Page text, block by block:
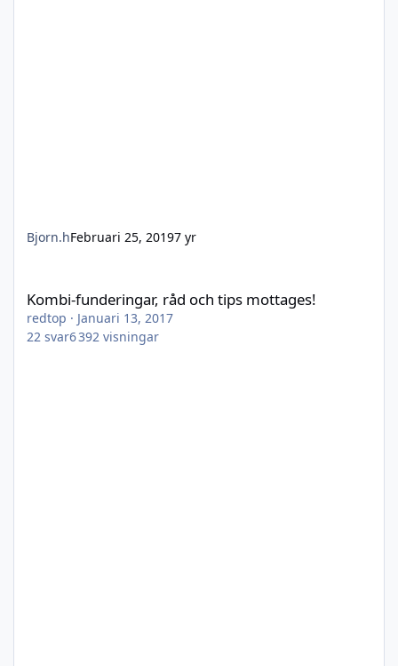
Bjorn.hFebruari 25, 20197 yr
Kombi-funderingar, råd och tips mottages!
redtop · Januari 13, 2017
22 svar6 392 visningar